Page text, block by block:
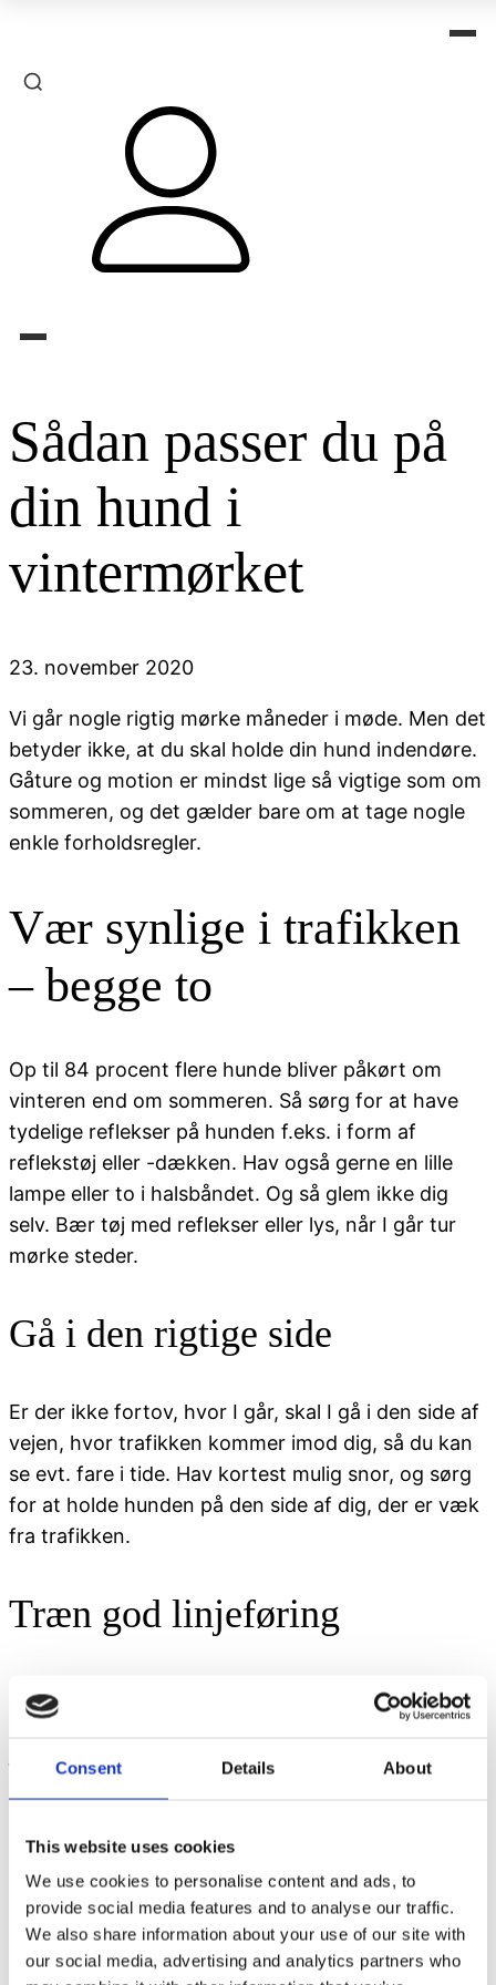
Consent Details About
This website uses cookies
We use cookies to personalise content and ads, to
provide social media features and to analyse our traffic.
We also share information about your use of our site with
our social media, advertising and analytics partners who
Sådan passer du på
din hund i
vintermørket
23. november 2020
Vi går nogle rigtig mørke måneder i møde. Men det
betyder ikke, at du skal holde din hund indendøre.
Gåture og motion er mindst lige så vigtige som om
sommeren, og det gælder bare om at tage nogle
enkle forholdsregler.
Vær synlige i trafikken
– begge to
Op til 84 procent flere hunde bliver påkørt om
vinteren end om sommeren. Så sørg for at have
tydelige reflekser på hunden f.eks. i form af
reflekstøj eller -dækken. Hav også gerne en lille
lampe eller to i halsbåndet. Og så glem ikke dig
selv. Bær tøj med reflekser eller lys, når I går tur
mørke steder.
Gå i den rigtige side
Er der ikke fortov, hvor I går, skal I gå i den side af
vejen, hvor trafikken kommer imod dig, så du kan
se evt. fare i tide. Hav kortest mulig snor, og sørg
for at holde hunden på den side af dig, der er væk
fra trafikken.
Træn god linjeføring
Jo bedre din hund er til at gå i snor, desto sikrere
bliver turen. Ikke mindst i glat føre. Træn din hund
godbidder i hånden og vis dem til hunden uden at
give den noget. Begynd at gå og giv først ros og
en godbid, når hunden ikke trækker.